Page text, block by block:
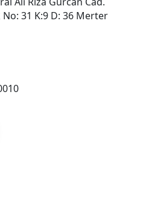
31 K:9 D: 36 Merter